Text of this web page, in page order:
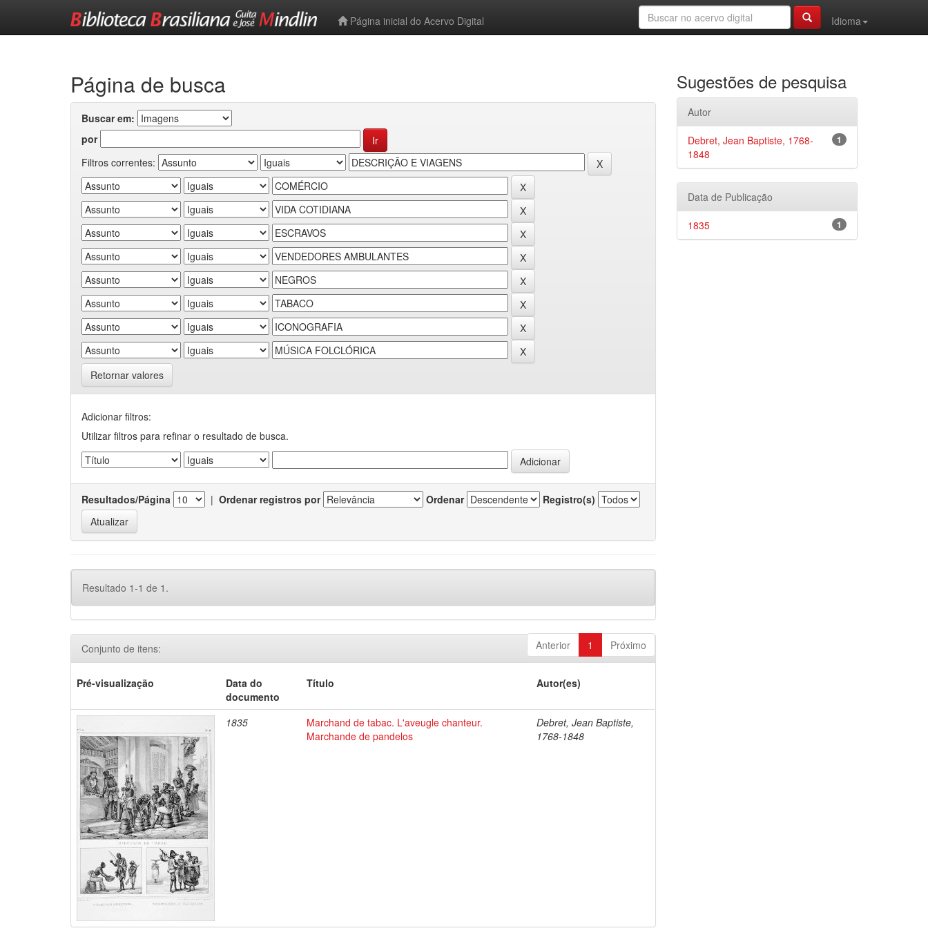
Página inicial do Acervo Digital
Idioma
Página de busca
Buscar em:
por
Filtros correntes:
Retornar valores
Adicionar filtros:
Utilizar filtros para refinar o resultado de busca.
Resultados/Página | Ordenar registros por Ordenar Registro(s)
Resultado 1-1 de 1.
Anterior 1 Próximo
Conjunto de itens:
Pré-visualização
Data do
documento
Título Autor(es)
1835
Marchand de tabac. L'aveugle chanteur.
Marchande de pandelos
Debret, Jean Baptiste,
1768-1848
Sugestões de pesquisa
Autor
1
Debret, Jean Baptiste, 1768-
1848
Data de Publicação
1
1835